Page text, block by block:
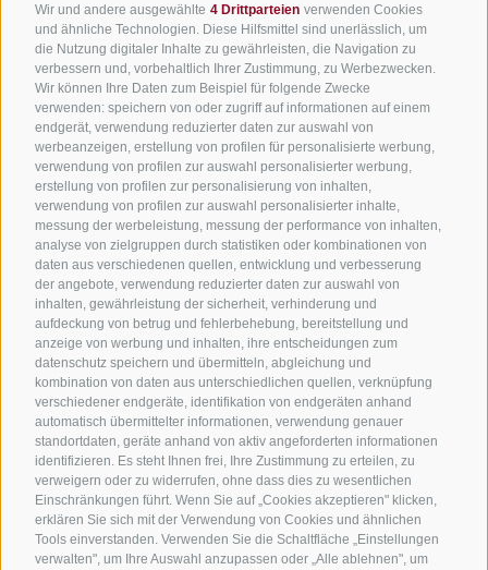
Wir und andere ausgewählte 4 Drittparteien verwenden Cookies
und ähnliche Technologien. Diese Hilfsmittel sind unerlässlich, um
die Nutzung digitaler Inhalte zu gewährleisten, die Navigation zu
verbessern und, vorbehaltlich Ihrer Zustimmung, zu Werbezwecken.
Wir können Ihre Daten zum Beispiel für folgende Zwecke
verwenden: speichern von oder zugriff auf informationen auf einem
endgerät, verwendung reduzierter daten zur auswahl von
werbeanzeigen, erstellung von profilen für personalisierte werbung,
verwendung von profilen zur auswahl personalisierter werbung,
erstellung von profilen zur personalisierung von inhalten,
verwendung von profilen zur auswahl personalisierter inhalte,
messung der werbeleistung, messung der performance von inhalten,
analyse von zielgruppen durch statistiken oder kombinationen von
daten aus verschiedenen quellen, entwicklung und verbesserung
der angebote, verwendung reduzierter daten zur auswahl von
inhalten, gewährleistung der sicherheit, verhinderung und
aufdeckung von betrug und fehlerbehebung, bereitstellung und
anzeige von werbung und inhalten, ihre entscheidungen zum
datenschutz speichern und übermitteln, abgleichung und
kombination von daten aus unterschiedlichen quellen, verknüpfung
verschiedener endgeräte, identifikation von endgeräten anhand
automatisch übermittelter informationen, verwendung genauer
standortdaten, geräte anhand von aktiv angeforderten informationen
identifizieren. Es steht Ihnen frei, Ihre Zustimmung zu erteilen, zu
verweigern oder zu widerrufen, ohne dass dies zu wesentlichen
Einschränkungen führt. Wenn Sie auf „Cookies akzeptieren" klicken,
erklären Sie sich mit der Verwendung von Cookies und ähnlichen
Tools einverstanden. Verwenden Sie die Schaltfläche „Einstellungen
verwalten", um Ihre Auswahl anzupassen oder „Alle ablehnen", um
Newsletter anmelden
Nützliche Links
Alle Unterkünfte
Hotels in Jenesien
Camping in Jenesien
Ferienwohnungen in Jenesien
B&B - Gästezimmervermieter
Urlaub auf dem Bauernhof
Südtirol Apps für unterwegs
Jobs